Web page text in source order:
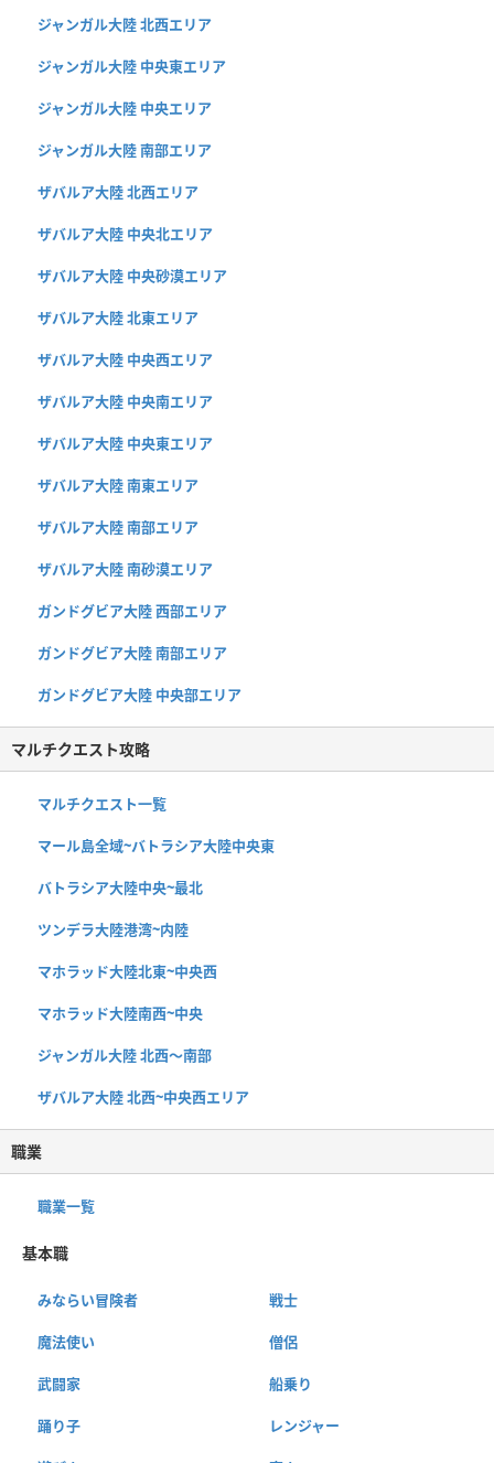
ジャンガル大陸 北西エリア
ジャンガル大陸 中央東エリア
ジャンガル大陸 中央エリア
ジャンガル大陸 南部エリア
ザバルア大陸 北西エリア
ザバルア大陸 中央北エリア
ザバルア大陸 中央砂漠エリア
ザバルア大陸 北東エリア
ザバルア大陸 中央西エリア
ザバルア大陸 中央南エリア
ザバルア大陸 中央東エリア
ザバルア大陸 南東エリア
ザバルア大陸 南部エリア
ザバルア大陸 南砂漠エリア
ガンドグビア大陸 西部エリア
ガンドグビア大陸 南部エリア
ガンドグビア大陸 中央部エリア
マルチクエスト攻略
マルチクエスト一覧
マール島全域~バトラシア大陸中央東
バトラシア大陸中央~最北
ツンデラ大陸港湾~内陸
マホラッド大陸北東~中央西
マホラッド大陸南西~中央
ジャンガル大陸 北西〜南部
ザバルア大陸 北西~中央西エリア
職業
職業一覧
基本職
みならい冒険者 戦士
魔法使い 僧侶
武闘家 船乗り
踊り子 レンジャー